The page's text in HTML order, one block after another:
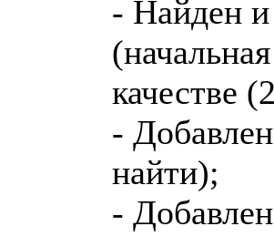
- Найден
качестве
-
найти);
-